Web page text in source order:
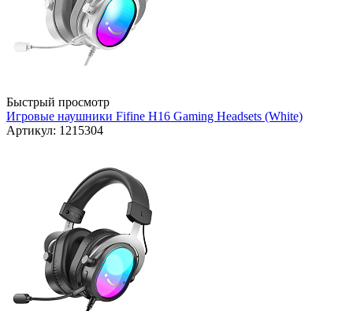
Быстрый просмотр
Игровые наушники Fifine H16 Gaming Headsets (White)
Артикул: 1215304